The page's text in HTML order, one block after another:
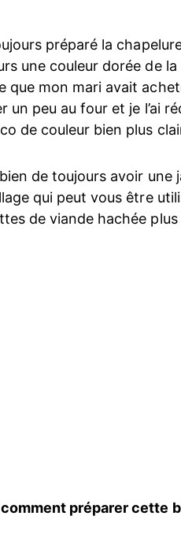
préparé la
une couleur dorée de la
que mon mari avait
un peu au four et je l’ai
de couleur bien plus
bien de toujours avoir
qui peut vous être
de viande hachée
comment préparer cette